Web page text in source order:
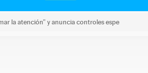
la atención” y anuncia controles espe